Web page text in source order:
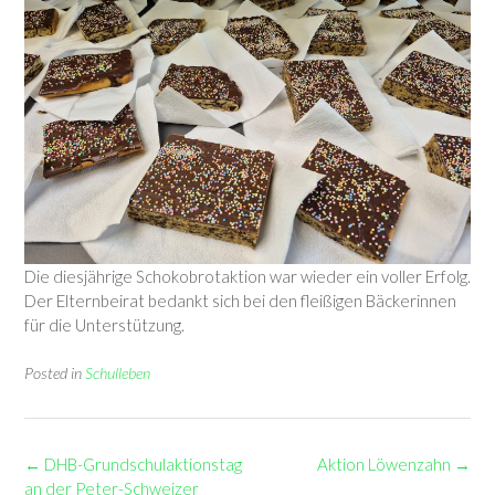
Die diesjährige Schokobrotaktion war wieder ein voller Erfolg.
Der Elternbeirat bedankt sich bei den fleißigen Bäckerinnen
für die Unterstützung.
Posted inSchulleben
Post
navigation
Aktion Löwenzahn →
← DHB-Grundschulaktionstag
an der Peter-Schweizer